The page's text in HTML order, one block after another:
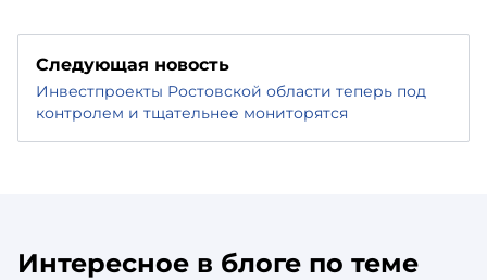
Следующая новость
Инвестпроекты Ростовской области теперь под
контролем и тщательнее мониторятся
Интересное в блоге по теме